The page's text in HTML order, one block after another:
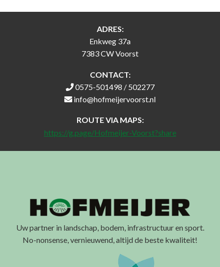
ADRES:
Enkweg 37a
7383 CW Voorst
CONTACT:
0575-501498 / 502277
info@hofmeijervoorst.nl
ROUTE VIA MAPS:
https://g.page/Hofmeijer-Voorst?share
Uw partner in landschap, bodem, infrastructuur en sport.
No-nonsense, vernieuwend, altijd de beste kwaliteit!